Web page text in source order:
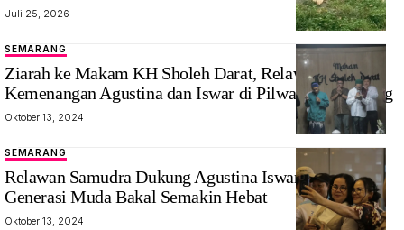
Juli 25, 2026
SEMARANG
Ziarah ke Makam KH Sholeh Darat, Relawan Doakan
Kemenangan Agustina dan Iswar di Pilwakot Semarang
Oktober 13, 2024
SEMARANG
Relawan Samudra Dukung Agustina Iswar, Yakin
Generasi Muda Bakal Semakin Hebat
Oktober 13, 2024